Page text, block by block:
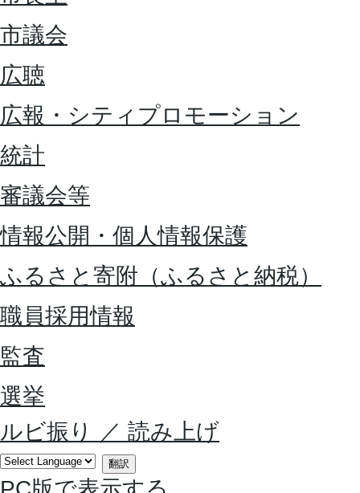
市議会
広聴
広報・シティプロモーション
統計
審議会等
情報公開・個人情報保護
ふるさと寄附（ふるさと納税）
職員採用情報
監査
選挙
ルビ振り
／ 読み上げ
翻訳